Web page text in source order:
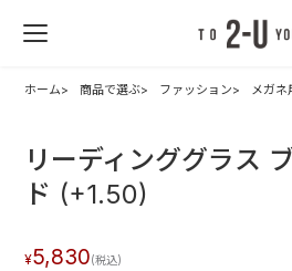
ホーム 商品で選ぶ ファッション メガネ
リーディンググラス
ド (+1.50)
5,830